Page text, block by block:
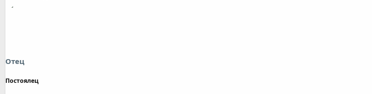
Отец
Постоялец